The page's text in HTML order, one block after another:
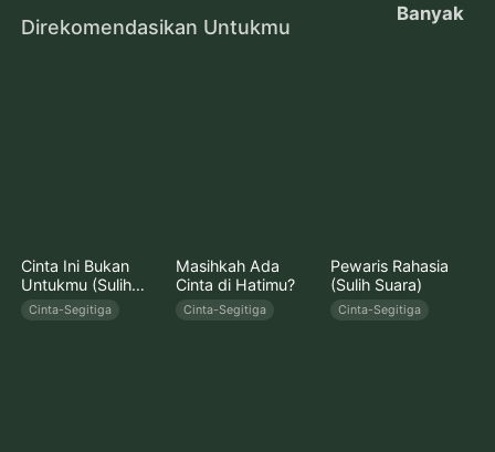
Banyak
Direkomendasikan Untukmu
Cinta Ini Bukan
Untukmu (Sulih
Suara)
Cinta-Segitiga
Masihkah Ada
Cinta di Hatimu?
Cinta-Segitiga
Pewaris Rahasia
(Sulih Suara)
Cinta-Segitiga